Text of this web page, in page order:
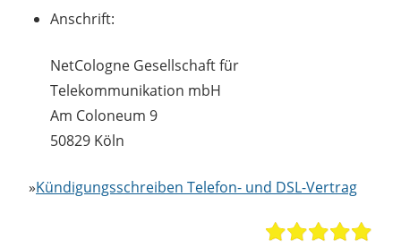
Anschrift:
NetCologne Gesellschaft für
Telekommunikation mbH
Am Coloneum 9
50829 Köln
»Kündigungsschreiben Telefon- und DSL-Vertrag